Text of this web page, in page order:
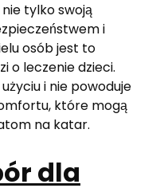
tylko swoją
i
osób jest to
o leczenie dzieci.
i nie powoduje
które mogą
na katar.
dla